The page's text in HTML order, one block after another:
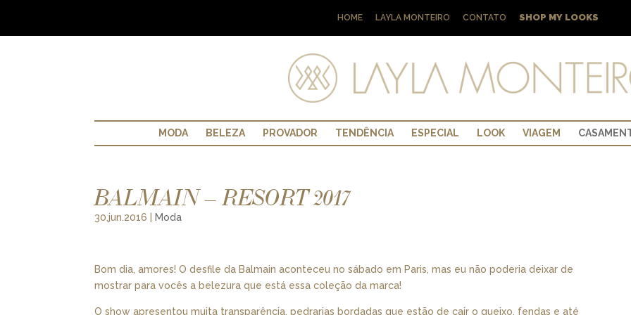
HOME LAYLA MONTEIRO CONTATO SHOP MY LOOKS
MODA BELEZA PROVADOR TENDÊNCIA ESPECIAL LOOK VIAGEM
BALMAIN – RESORT 2017
30.jun.2016 Moda
Bom dia, amores! O desfile da Balmain aconteceu no sábado em Paris, mas eu não poderia deixar de
mostrar para vocês a belezura que está essa coleção da marca!
O show apresentou muita transparência, pedrarias bordadas que estão de cair o queixo, fendas e até